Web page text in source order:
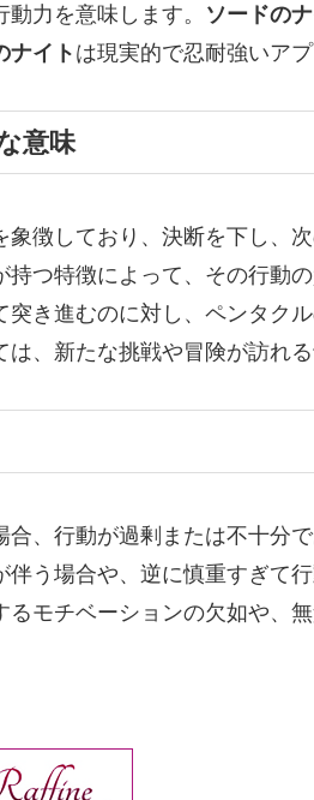
力を意味します。
ソードの
ナイト は現実的で忍耐強いア
意味
象徴しており、決断を下し、
持つ特徴によって、その行動
突き進むのに対し、ペンタク
、新たな挑戦や冒険が訪れ
、行動が過剰または不十分
伴う場合や、逆に慎重すぎて
るモチベーションの欠如や、